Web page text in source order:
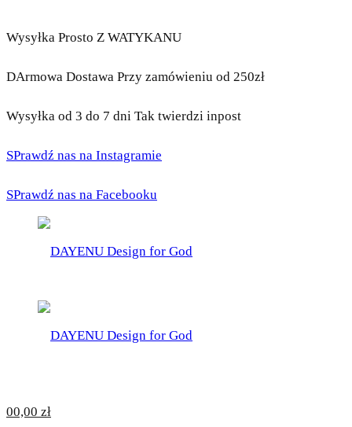
Wysyłka Prosto Z WATYKANU
DArmowa Dostawa Przy zamówieniu od 250zł
Wysyłka od 3 do 7 dni Tak twierdzi inpost
SPrawdź nas na Instagramie
SPrawdź nas na Facebooku
DAYENU
00,00 zł